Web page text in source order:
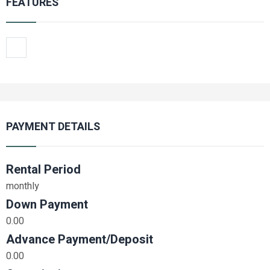
PAYMENT DETAILS
Rental Period
monthly
Down Payment
0.00
Advance Payment/Deposit
0.00